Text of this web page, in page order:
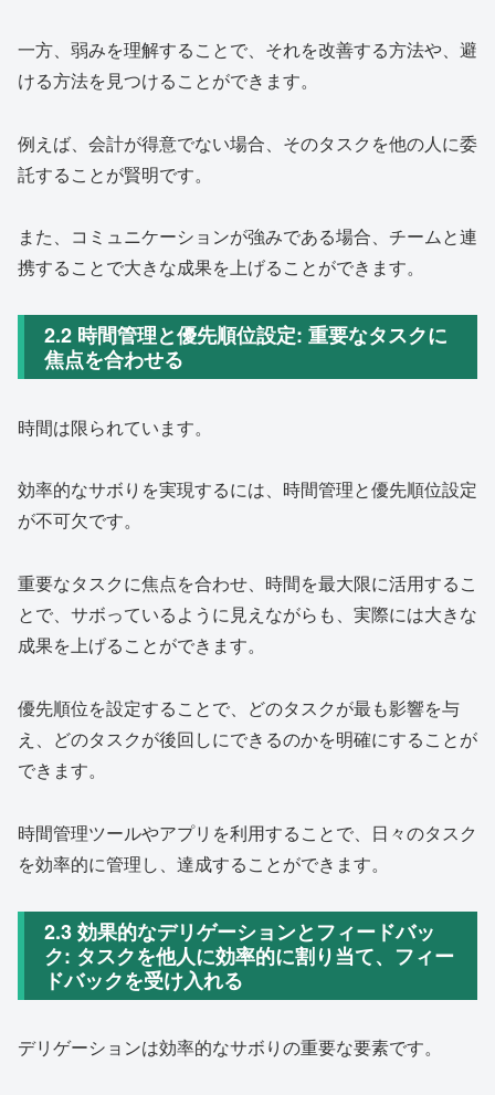
一方、弱みを理解することで、それを改善する方法や、避
ける方法を見つけることができます。
例えば、会計が得意でない場合、そのタスクを他の人に委
託することが賢明です。
また、コミュニケーションが強みである場合、チームと連
携することで大きな成果を上げることができます。
2.2 時間管理と優先順位設定: 重要なタスクに
焦点を合わせる
時間は限られています。
効率的なサボりを実現するには、時間管理と優先順位設定
が不可欠です。
重要なタスクに焦点を合わせ、時間を最大限に活用するこ
とで、サボっているように見えながらも、実際には大きな
成果を上げることができます。
優先順位を設定することで、どのタスクが最も影響を与
え、どのタスクが後回しにできるのかを明確にすることが
できます。
時間管理ツールやアプリを利用することで、日々のタスク
を効率的に管理し、達成することができます。
2.3 効果的なデリゲーションとフィードバッ
ク: タスクを他人に効率的に割り当て、フィー
ドバックを受け入れる
デリゲーションは効率的なサボりの重要な要素です。